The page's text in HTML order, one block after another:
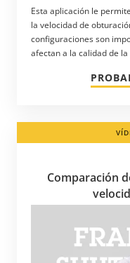
Esta aplicación le
la velocidad de
configuraciones son
afectan a la calidad de
Comparación